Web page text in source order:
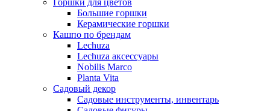
Большие горшки
Керамические горшки
Кашпо по брендам
Lechuza
Lechuza аксессуары
Nobilis Marco
Planta Vita
Садовый декор
Садовые инструменты, инвентарь